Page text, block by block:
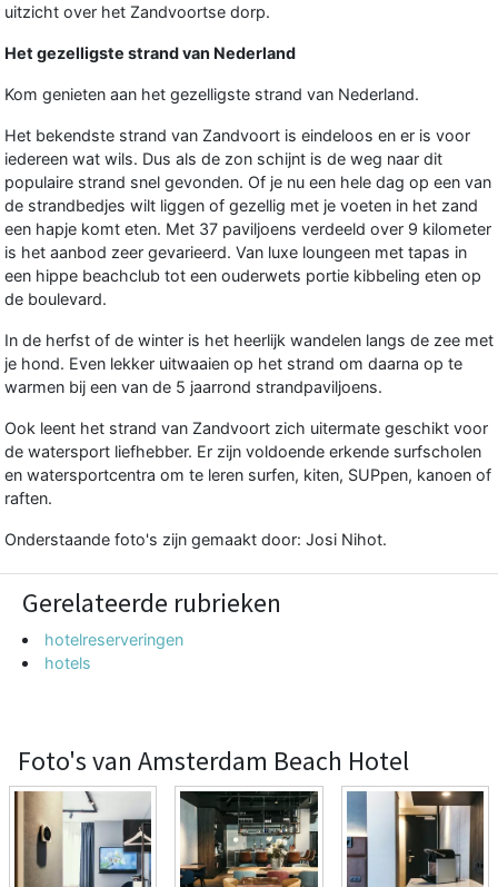
uitzicht over het Zandvoortse dorp.
Het gezelligste strand van Nederland
Kom genieten aan het gezelligste strand van Nederland.
Het bekendste strand van Zandvoort is eindeloos en er is voor
iedereen wat wils. Dus als de zon schijnt is de weg naar dit
populaire strand snel gevonden. Of je nu een hele dag op een van
de strandbedjes wilt liggen of gezellig met je voeten in het zand
een hapje komt eten. Met 37 paviljoens verdeeld over 9 kilometer
is het aanbod zeer gevarieerd. Van luxe loungeen met tapas in
een hippe beachclub tot een ouderwets portie kibbeling eten op
de boulevard.
In de herfst of de winter is het heerlijk wandelen langs de zee met
je hond. Even lekker uitwaaien op het strand om daarna op te
warmen bij een van de 5 jaarrond strandpaviljoens.
Ook leent het strand van Zandvoort zich uitermate geschikt voor
de watersport liefhebber. Er zijn voldoende erkende surfscholen
en watersportcentra om te leren surfen, kiten, SUPpen, kanoen of
raften.
Onderstaande foto's zijn gemaakt door: Josi Nihot.
Gerelateerde rubrieken
hotelreserveringen
hotels
Foto's van Amsterdam Beach Hotel